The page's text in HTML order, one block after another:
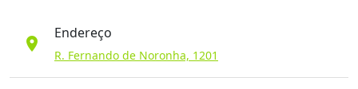
location_on
Endereço
R. Fernando de Noronha, 1201